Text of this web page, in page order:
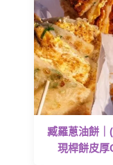
臧羅蔥油餅｜
現桿餅皮厚